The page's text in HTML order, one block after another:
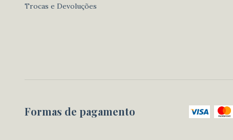
Trocas e Devoluções
Formas de pagamento